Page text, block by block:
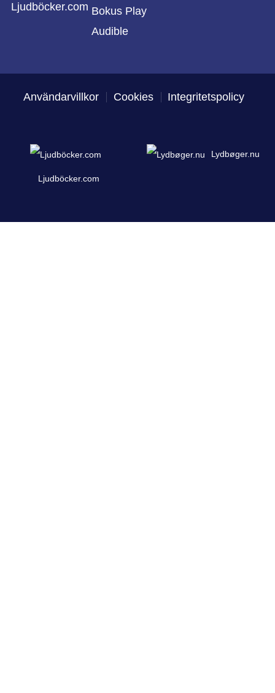
Ljudböcker.com Bokus Play
Audible
Användarvillkor Cookies Integritetspolicy
Ljudböcker.com
Lydbøger.nu